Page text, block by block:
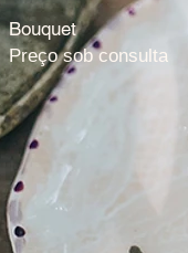
Bouquet
Preço sob consulta